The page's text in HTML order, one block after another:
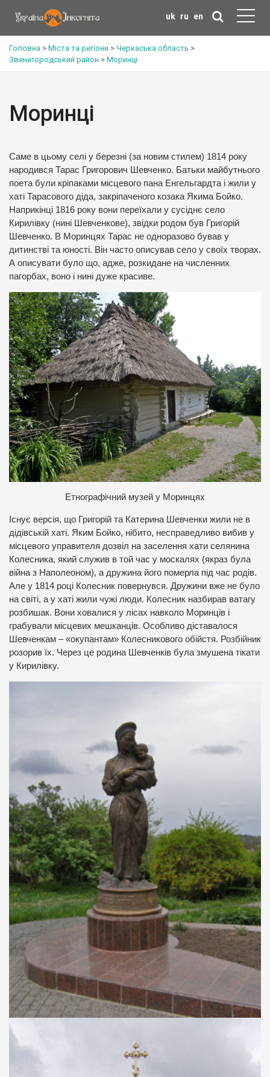
uk ru en
Головна > Міста та регіони > Черкаська область >
Звенигородський район > Моринці
Моринці
Саме в цьому селі у березні (за новим стилем) 1814 року
народився Тарас Григорович Шевченко. Батьки майбутнього
поета були кріпаками місцевого пана Енгельгардта і жили у
хаті Тарасового діда, закріпаченого козака Якима Бойко.
Наприкінці 1816 року вони переїхали у сусіднє село
Кирилівку (нині Шевченкове), звідки родом був Григорій
Шевченко. В Моринцях Тарас не одноразово бував у
дитинстві та юності. Він часто описував село у своїх творах.
А описувати було що, адже, розкидане на численних
пагорбах, воно і нині дуже красиве.
Етнографічний музей у Моринцях
Існує версія, що Григорій та Катерина Шевченки жили не в
дідівській хаті. Яким Бойко, нібито, несправедливо вибив у
місцевого управителя дозвіл на заселення хати селянина
Колесника, який служив в той час у москалях (якраз була
війна з Наполеоном), а дружина його померла під час родів.
Але у 1814 році Колесник повернувся. Дружини вже не було
на світі, а у хаті жили чужі люди. Колесник назбирав ватагу
розбишак. Вони ховалися у лісах навколо Моринців і
грабували місцевих мешканців. Особливо діставалося
Шевченкам – «окупантам» Колесникового обійстя. Розбійник
розорив їх. Через це родина Шевченків була змушена тікати
у Кирилівку.